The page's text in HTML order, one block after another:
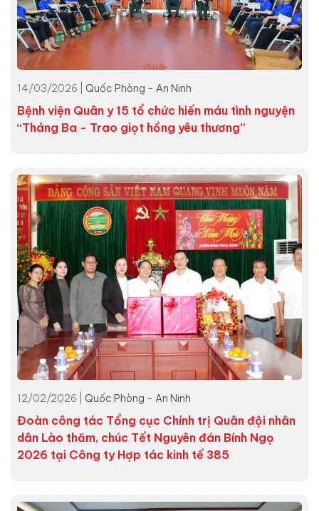
14/03/2026 | Quốc Phòng - An Ninh
Bệnh viện Quân y 15 tổ chức hiến máu tình nguyện
“Tháng Ba - Trao giọt hồng yêu thương”
12/02/2026 | Quốc Phòng - An Ninh
Đoàn công tác Tổng cục Chính trị Quân đội nhân
dân Lào thăm, chúc Tết Nguyên đán Bính Ngọ
2026 tại Công ty Hợp tác kinh tế 385